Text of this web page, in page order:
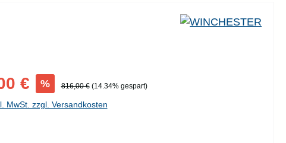
€ % Regulärer Preis:
816,00 € (14.34% gespart)
MwSt. zzgl. Versandkosten